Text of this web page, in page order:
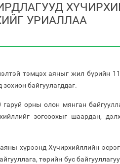
УРИАЛЛАА
тэмцэх аяныг жил бүрийн
зохион байгуулагддаг.
орны олон мянган
зогсоохыг шаардан,
хүрээнд Хүчирхийллийн
төрийн бус